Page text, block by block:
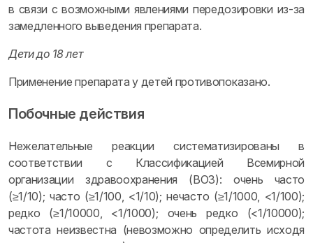
в связи с возможными явлениями передозировки из-за
замедленного выведения препарата.
Дети до 18 лет
Применение препарата у детей противопоказано.
Побочные действия
Нежелательные реакции систематизированы в
соответствии с Классификацией Всемирной
организации здравоохранения (ВОЗ): очень часто
(≥1/10); часто (≥1/100, <1/10); нечасто (≥1/1000, <1/100);
редко (≥1/10000, <1/1000); очень редко (<1/10000);
частота неизвестна (невозможно определить исходя